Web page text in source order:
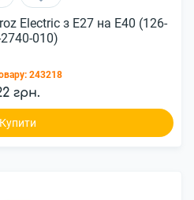
Electric з Е27 на Е40 (126-
010)
243218
грн.
Купити